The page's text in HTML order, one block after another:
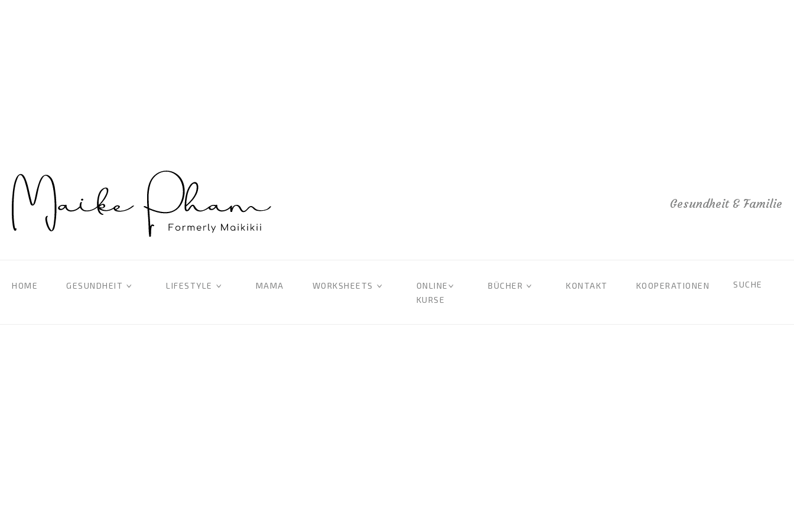
Gesundheit & Familie
HOME GESUNDHEIT LIFESTYLE MAMA WORKSHEETS
ONLINE
KURSE
BÜCHER KONTAKT KOOPERATIONEN SUCHE